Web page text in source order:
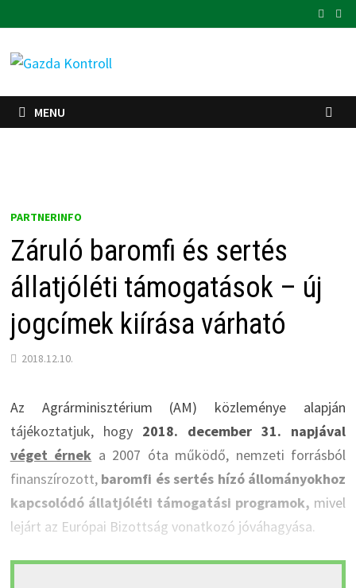
to
content
MENU
PARTNERINFO
Záruló baromfi és sertés
állatjóléti támogatások – új
jogcímek kiírása várható
2018.12.10.
Az Agrárminisztérium (AM) közleménye alapján
tájékoztatjuk, hogy 2018. december 31. napjával
véget érnek a 2007 óta működő, nemzeti forrásból
finanszírozott, baromfi és sertés hízó állományokhoz
kapcsolódó állatjóléti támogatási programok, mivel
lejárt az Európai Bizottság vonatkozó jóváhagyása.